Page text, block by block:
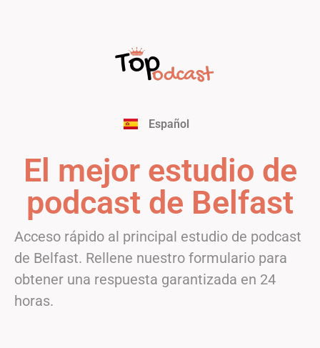
Español
Français
English
Deutsch
Nederlands
El mejor estudio de
podcast de Belfast
Acceso rápido al principal estudio de podcast
de Belfast. Rellene nuestro formulario para
obtener una respuesta garantizada en 24
horas.